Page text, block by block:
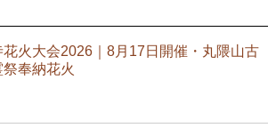
花火大会2026｜8月17日開催・丸隈山古
奉納花火